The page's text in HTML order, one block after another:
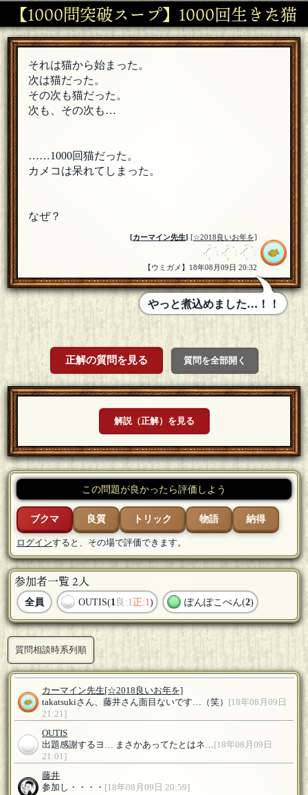
【1000問突破スープ】1000回生きた猫
それは猫から始まった。
次は猫だった。
その次も猫だった。
次も、その次も…
……1000回猫だった。
カメコは呆れてしまった。
なぜ？
[カーマイン先生] [☆2018良いお年を]
【ウミガメ】18年08月09日 20:32
やっと煮込めました…！！
正解の質問を見る 質問を全部開く
解説（正解）を見る
この問題が良かったら評価しよう
ブクマ 良質 トリック 物語 納得
ログインすると、その場で評価できます。
参加者一覧 2人
全員 OUTIS(1良:1正:1) ぽんぽこぺん(2)
質問相談時系列順
カーマイン先生 [☆2018良いお年を]
takatsukiさん、藤井さん面目ないです…（笑）
[18年08月09日
21:21]
OUTIS
出題感謝するヨ… まさかあってたとはネ… [18年08月09日
21:01]
藤井
参加し・・・・ [18年08月09日 20:59]